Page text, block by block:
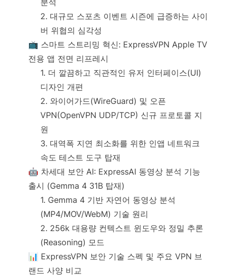
분석
2. 대규모 스포츠 이벤트 시즌에 급증하는 사이
버 위협의 심각성
📺 스마트 스트리밍 혁신: ExpressVPN Apple TV
전용 앱 전면 리프레시
1. 더 깔끔하고 직관적인 유저 인터페이스(UI)
디자인 개편
2. 와이어가드(WireGuard) 및 오픈
VPN(OpenVPN UDP/TCP) 신규 프로토콜 지
원
3. 대역폭 지연 최소화를 위한 인앱 네트워크
속도 테스트 도구 탑재
🤖 차세대 보안 AI: ExpressAI 동영상 분석 기능
출시 (Gemma 4 31B 탑재)
1. Gemma 4 기반 자연어 동영상 분석
(MP4/MOV/WebM) 기술 원리
2. 256k 대용량 컨텍스트 윈도우와 정밀 추론
(Reasoning) 모드
📊 ExpressVPN 보안 기술 스펙 및 주요 VPN 브
랜드 사양 비교